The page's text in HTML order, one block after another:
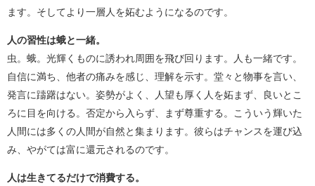
ます。そしてより一層人を妬むようになるのです。
人の習性は蛾と一緒。
虫。蛾。光輝くものに誘われ周囲を飛び回ります。人も一緒です。
自信に満ち、他者の痛みを感じ、理解を示す。堂々と物事を言い、
発言に躊躇はない。姿勢がよく、人望も厚く人を妬まず、良いとこ
ろに目を向ける。否定から入らず、まず尊重する。こういう輝いた
人間には多くの人間が自然と集まります。彼らはチャンスを運び込
み、やがては富に還元されるのです。
人は生きてるだけで消費する。